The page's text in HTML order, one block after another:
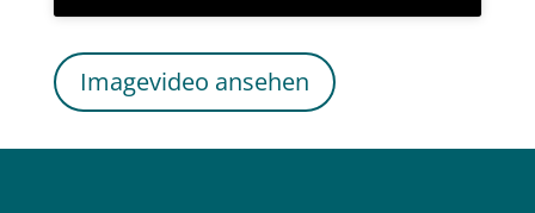
Imagevideo ansehen